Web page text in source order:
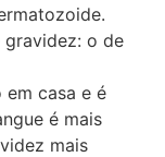
o de
casa e é
é mais
mais